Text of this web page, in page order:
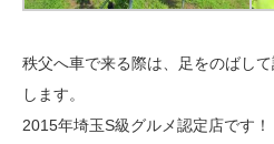
秩父へ車で来る際は、足をのばし
します。
2015年埼玉S級グルメ認定店です！